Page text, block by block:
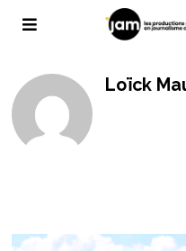
Loïck